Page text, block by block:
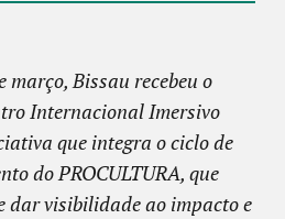
março, Bissau recebeu o
Internacional Imersivo
que integra o ciclo de
do PROCULTURA, que
dar visibilidade ao impacto e